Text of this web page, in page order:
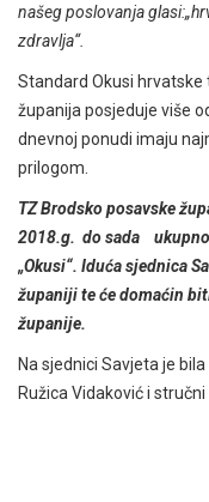
našeg poslovanja
zdravlja“.
Standard Okusi
županija posjeduje više
dnevnoj ponudi imaju
prilogom.
TZ Brodsko posavske
2018.g. do sada
„Okusi“. Iduća sjednica
županiji te će domaćin
županije.
Na sjednici Savjeta je
Ružica Vidaković i